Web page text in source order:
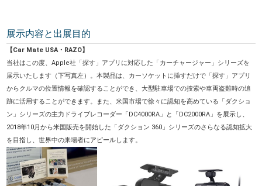
展示内容と出展目的
【Car Mate USA・RAZO】
当社はこの度、Apple社「探す」アプリに対応した「カーチャージャー」シリーズを
展示いたします（下写真左）。本製品は、カーソケットに挿すだけで「探す」アプリ
からクルマの位置情報を確認することができ、大型駐車場での捜索や車両盗難時の追
跡に活用することができます。また、米国市場で徐々に認知を高めている「ダクショ
ン」シリーズの主力ドライブレコーダー「DC4000RA」と「DC2000RA」を展示し、
2018年10月から米国販売を開始した「ダクション 360」シリーズのさらなる認知拡大
を目指し、世界中の来場者にアピールします。